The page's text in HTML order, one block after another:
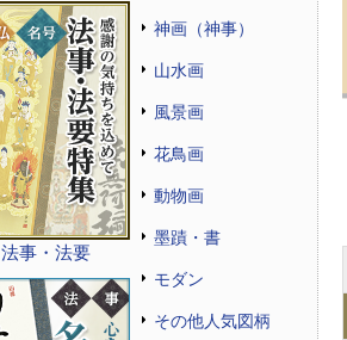
法事・法要
神画（神事）
山水画
風景画
花鳥画
動物画
墨蹟・書
モダン
その他人気図柄